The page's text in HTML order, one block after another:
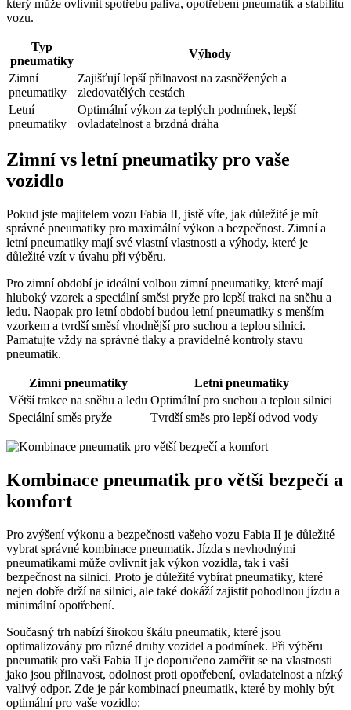
který může ovlivnit spotřebu paliva, opotřebení pneumatik a stabilitu
vozu.
Typ
pneumatiky
Výhody
Zimní
pneumatiky
Zajišťují lepší přilnavost na zasněžených a
zledovatělých cestách
Letní
pneumatiky
Optimální výkon za teplých podmínek, lepší
ovladatelnost a brzdná dráha
Zimní vs letní pneumatiky pro vaše
vozidlo
Pokud jste majitelem vozu Fabia II, jistě víte, jak důležité je mít
správné pneumatiky pro maximální výkon a bezpečnost. Zimní a
letní pneumatiky mají své vlastní vlastnosti a výhody, které je
důležité vzít v úvahu při výběru.
Pro zimní období je ideální volbou zimní pneumatiky, které mají
hluboký vzorek a speciální směsi pryže pro lepší trakci na sněhu a
ledu. Naopak pro letní období budou letní pneumatiky s menším
vzorkem a tvrdší směsí vhodnější pro suchou a teplou silnici.
Pamatujte vždy na správné tlaky a pravidelné kontroly stavu
pneumatik.
Zimní pneumatiky
Letní pneumatiky
Větší trakce na sněhu a ledu Optimální pro suchou a teplou silnici
Speciální směs pryže
Tvrdší směs pro lepší odvod vody
Kombinace pneumatik pro větší bezpečí a
komfort
Pro zvýšení výkonu a bezpečnosti vašeho vozu Fabia II je důležité
vybrat správné kombinace pneumatik. Jízda s nevhodnými
pneumatikami může ovlivnit jak výkon vozidla, tak i vaši
bezpečnost na silnici. Proto je důležité vybírat pneumatiky, které
nejen dobře drží na silnici, ale také dokáží zajistit pohodlnou jízdu a
minimální opotřebení.
Současný trh nabízí širokou škálu pneumatik, které jsou
optimalizovány pro různé druhy vozidel a podmínek. Při výběru
pneumatik pro vaši Fabia II je doporučeno zaměřit se na vlastnosti
jako jsou přilnavost, odolnost proti opotřebení, ovladatelnost a nízký
valivý odpor. Zde je pár kombinací pneumatik, které by mohly být
optimální pro vaše vozidlo: